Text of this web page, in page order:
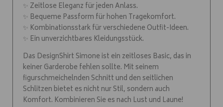
✨ Zeitlose Eleganz für jeden Anlass.
✨ Bequeme Passform für hohen Tragekomfort.
✨ Kombinationsstark für verschiedene Outfit-Ideen.
✨ Ein unverzichtbares Kleidungsstück.
Das DesignShirt Simone ist ein zeitloses Basic, das in
keiner Garderobe fehlen sollte. Mit seinem
figurschmeichelnden Schnitt und den seitlichen
Schlitzen bietet es nicht nur Stil, sondern auch
Komfort. Kombinieren Sie es nach Lust und Laune!